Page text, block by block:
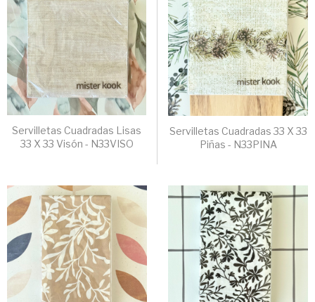
Servilletas Cuadradas Lisas
33 X 33 Visón - N33VISO
Servilletas Cuadradas 33 X 33
Piñas - N33PINA